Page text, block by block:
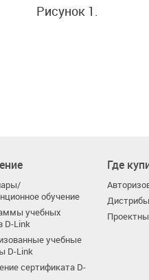
Рисунок 1.
обучение
учебных
D-Link
учебные
D-Link
сертификата D-
Где